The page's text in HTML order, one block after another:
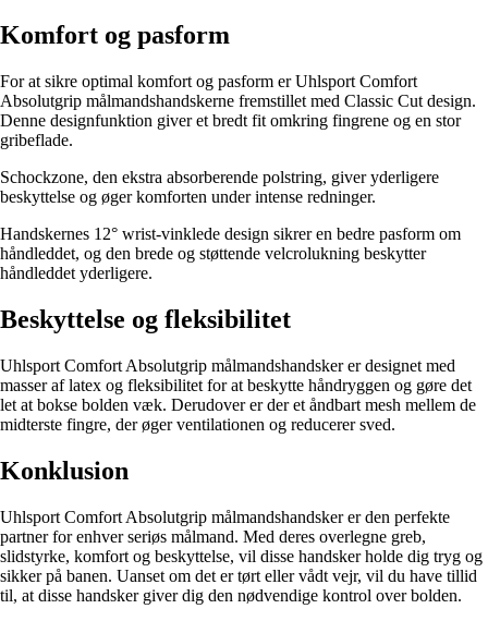
Komfort og pasform
For at sikre optimal komfort og pasform er Uhlsport Comfort
Absolutgrip målmandshandskerne fremstillet med Classic Cut design.
Denne designfunktion giver et bredt fit omkring fingrene og en stor
gribeflade.
Schockzone, den ekstra absorberende polstring, giver yderligere
beskyttelse og øger komforten under intense redninger.
Handskernes 12° wrist-vinklede design sikrer en bedre pasform om
håndleddet, og den brede og støttende velcrolukning beskytter
håndleddet yderligere.
Beskyttelse og fleksibilitet
Uhlsport Comfort Absolutgrip målmandshandsker er designet med
masser af latex og fleksibilitet for at beskytte håndryggen og gøre det
let at bokse bolden væk. Derudover er der et åndbart mesh mellem de
midterste fingre, der øger ventilationen og reducerer sved.
Konklusion
Uhlsport Comfort Absolutgrip målmandshandsker er den perfekte
partner for enhver seriøs målmand. Med deres overlegne greb,
slidstyrke, komfort og beskyttelse, vil disse handsker holde dig tryg og
sikker på banen. Uanset om det er tørt eller vådt vejr, vil du have tillid
til, at disse handsker giver dig den nødvendige kontrol over bolden.